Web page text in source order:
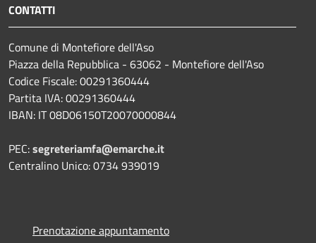
CONTATTI
Comune di Montefiore dell'Aso
Piazza della Repubblica - 63062 - Montefiore dell'Aso
Codice Fiscale: 00291360444
Partita IVA: 00291360444
IBAN: IT 08D06150T20070000844
PEC:segreteriamfa@emarche.it
Centralino Unico: 0734 939019
Prenotazione appuntamento